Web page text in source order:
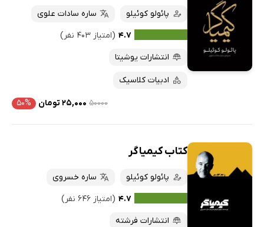
پائولو کوئیلو
ساره سادات علوی
۴.۷ (امتیاز ۴۰۳ نفر)
انتشارات یوشیتا
ادبیات کلاسیک
۵۰۰۰۰ ۲۵,۰۰۰ تومان ۵۰%
کتاب کیمیاگر
پائولو کوئیلو
ساره خسروی
۴.۷ (امتیاز ۶۴۶ نفر)
انتشارات فرشته